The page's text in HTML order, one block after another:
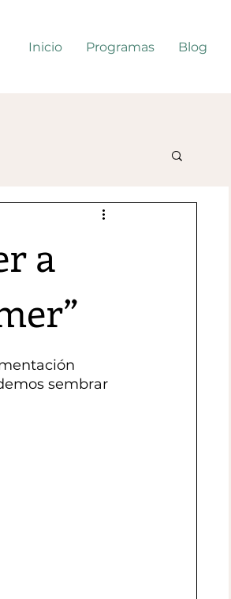
Inicio Programas Blog
a
sembrar